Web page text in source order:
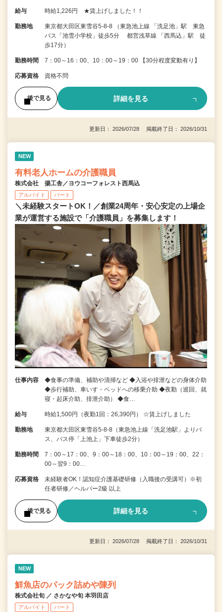
給与 時給1,226円 ★賃上げしました！！
勤務地
東京都大田区東雪谷5-8-8 （東急池上線 「洗足池」駅 東急
バス「池雪小学校」徒歩5分 都営浅草線 「西馬込」駅 徒
歩17分）
勤務時間 7：00～16：00、10：00～19：00 【30分程度変動有り】
応募資格 資格不問
後で見る 詳細を見る
更新日： 2026/07/28 掲載終了日： 2026/10/31
NEW
有料老人ホームの介護職員
株式会社 揚工舎／ヨウコーフォレスト西馬込
アルバイト パート
＼未経験スタートOK！／創業24周年・安心安定の上場企
業が運営する施設で「介護職員」を募集します！
仕事内容
◆食事の準備、補助や清掃など ◆入浴や排泄などの身体介助
◆歩行補助、車いす・ベッドへの移乗介助 ◆夜勤（巡回、就
寝・起床介助、排泄介助） ◆食…
給与 時給1,500円（夜勤1回：26,390円） ☆賃上げしました
勤務地
東京都大田区東雪谷5‐8‐8（東急池上線「洗足池駅」よりバ
ス、バス停「上池上」下車徒歩2分）
勤務時間
7：00～17：00、9：00～18：00、10：00～19：00、22：
00～翌9：00…
応募資格
未経験者OK！認知症介護基礎研修（入職後の受講可）※初
任者研修／ヘルパー2級 以上
後で見る 詳細を見る
更新日： 2026/07/28 掲載終了日： 2026/10/31
NEW
鮮魚店のパック詰めや陳列
株式会社旬 ／ さかなや旬 本羽田店
アルバイト パート